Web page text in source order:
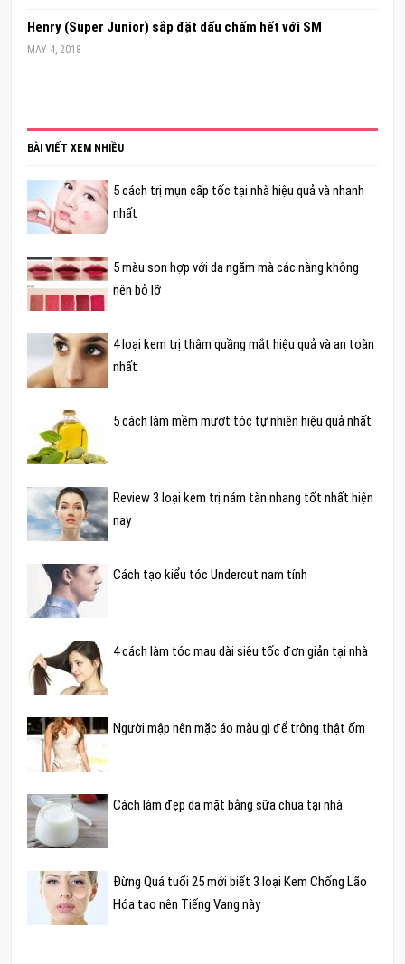
Henry (Super Junior) sắp đặt dấu chấm hết với SM
MAY 4, 2018
BÀI VIẾT XEM NHIỀU
5 cách trị mụn cấp tốc tại nhà hiệu quả và nhanh
nhất
5 màu son hợp với da ngăm mà các nàng không
nên bỏ lỡ
4 loại kem trị thâm quầng mắt hiệu quả và an toàn
nhất
5 cách làm mềm mượt tóc tự nhiên hiệu quả nhất
Review 3 loại kem trị nám tàn nhang tốt nhất hiện
nay
Cách tạo kiểu tóc Undercut nam tính
4 cách làm tóc mau dài siêu tốc đơn giản tại nhà
Người mập nên mặc áo màu gì để trông thật ốm
Cách làm đẹp da mặt bằng sữa chua tại nhà
Đừng Quá tuổi 25 mới biết 3 loại Kem Chống Lão
Hóa tạo nên Tiếng Vang này